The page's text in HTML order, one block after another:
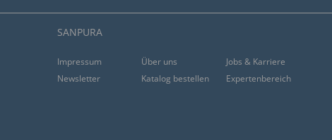
SANPURA
Impressum Über uns
Jobs & Karriere
Newsletter
Katalog bestellen Expertenbereich